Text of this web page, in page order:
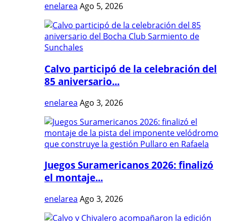
enelarea Ago 5, 2026
Calvo participó de la celebración del
85 aniversario...
enelarea Ago 3, 2026
Juegos Suramericanos 2026: finalizó
el montaje...
enelarea Ago 3, 2026